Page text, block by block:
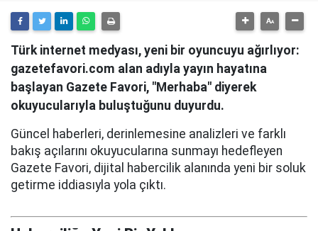
Türk internet medyası, yeni bir oyuncuyu ağırlıyor:
gazetefavori.com alan adıyla yayın hayatına
başlayan Gazete Favori, "Merhaba" diyerek
okuyucularıyla buluştuğunu duyurdu.
Güncel haberleri, derinlemesine analizleri ve farklı
bakış açılarını okuyucularına sunmayı hedefleyen
Gazete Favori, dijital habercilik alanında yeni bir soluk
getirme iddiasıyla yola çıktı.